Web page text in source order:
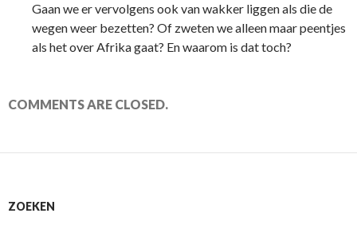
Gaan we er vervolgens ook van wakker liggen als die de
wegen weer bezetten? Of zweten we alleen maar peentjes
als het over Afrika gaat? En waarom is dat toch?
COMMENTS ARE CLOSED.
ZOEKEN